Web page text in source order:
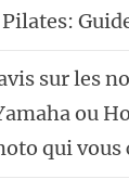
sur les
ou
qui vous